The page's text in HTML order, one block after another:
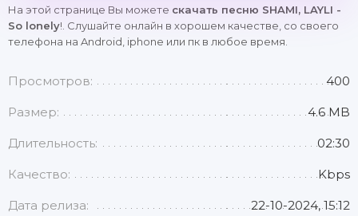
На этой странице Вы можете скачать песню SHAMI, LAYLI -
So lonely!. Слушайте онлайн в хорошем качестве, со своего
телефона на Android, iphone или пк в любое время.
Просмотров: 400
Размер: 4.6 MB
Длительность: 02:30
Качество: Kbps
Дата релиза: 22-10-2024, 15:12